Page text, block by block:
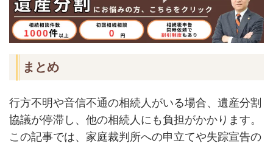
まとめ
行方不明や音信不通の相続人がいる場合、遺産分割
協議が停滞し、他の相続人にも負担がかかります。
この記事では、家庭裁判所への申立てや失踪宣告の